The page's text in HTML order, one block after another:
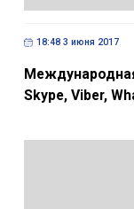
18:48 3 июня 2017
Skype, Viber,